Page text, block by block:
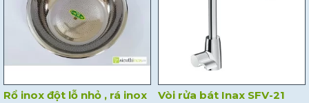
Rổ inox đột lỗ nhỏ , rá inox Vòi rửa bát Inax SFV-21